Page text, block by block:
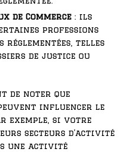
de Commerce : ils
professions
telles
de justice ou
de noter que
influencer le
exemple, si votre
secteurs d’activité
une activité